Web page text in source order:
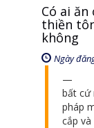
Có ai
thiền
không
Ngày
bất cứ
pháp
cắp